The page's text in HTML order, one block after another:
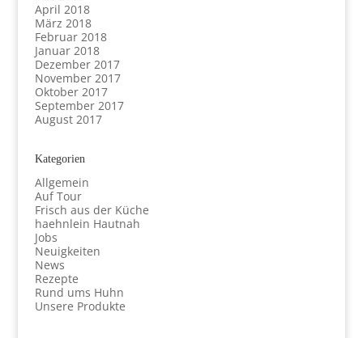
April 2018
März 2018
Februar 2018
Januar 2018
Dezember 2017
November 2017
Oktober 2017
September 2017
August 2017
Kategorien
Allgemein
Auf Tour
Frisch aus der Küche
haehnlein Hautnah
Jobs
Neuigkeiten
News
Rezepte
Rund ums Huhn
Unsere Produkte